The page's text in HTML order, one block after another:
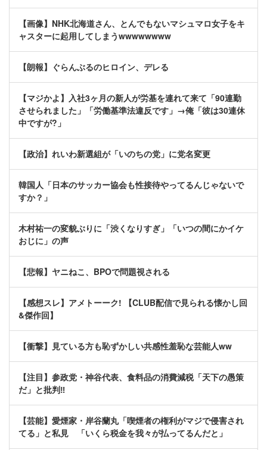
【画像】NHK北海道さん、とんでもないマシュマロ女子をキ
ャスターに起用してしまうwwwwwwww
【朗報】ぐらんぶるのヒロイン、デレる
【マジかよ】入社3ヶ月の新人が労基を連れて来て「90連勤
させられました」「労働基準法違反です」→俺「彼は30連休
中ですが?」
【政治】れいわ新選組が「いのちの党」に党名変更
韓国人「日本のサッカー協会も性接待やってるんじゃないで
すか？」
木村祐一の変貌ぶりに「渋くなりすぎ」「いつの間にかイケ
おじに」の声
【悲報】ヤニねこ、BPOで問題視される
【感想スレ】アメトーーク! 【CLUB配信で見られる懐かし回
&傑作回】
【衝撃】見ている方も恥ずかしい共感性羞恥な芸能人ww
【注目】参政党・神谷代表、食料品の消費減税「天下の愚策
だ」と批判‼
【芸能】愛煙家・岸谷蘭丸「喫煙者の権利がマジで侵害され
てる」と私見 「いくら税金を我々が払ってるんだと」